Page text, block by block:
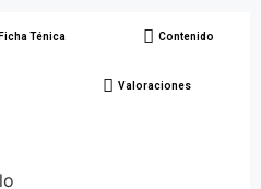
Ficha Ténica Contenido
Valoraciones